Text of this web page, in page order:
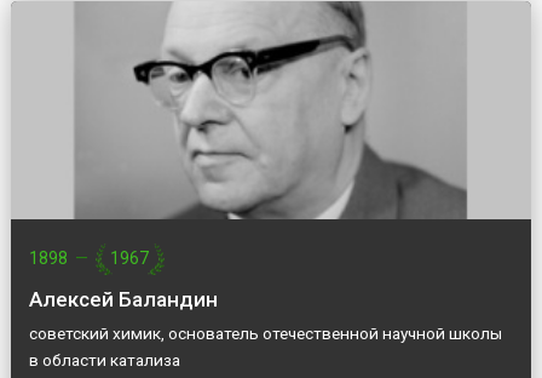
1898 — 1967
Алексей Баландин
советский химик, основатель отечественной научной школы
в области катализа